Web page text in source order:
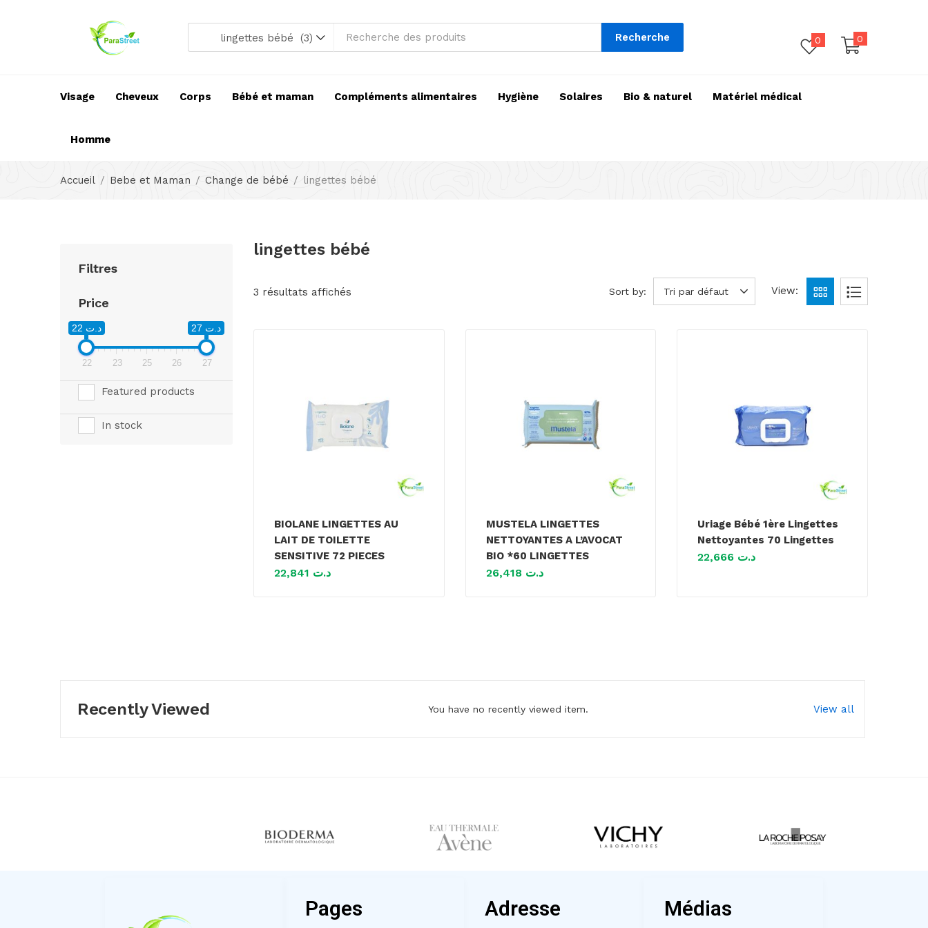
lingettes bébé (3) Recherche 0 0
Visage Cheveux Corps Bébé et maman Compléments alimentaires Hygiène Solaires Bio & naturel Matériel médical
Homme
Accueil Bebe et Maman Change de bébé lingettes bébé
Filtres
Price
د.ت 22 د.ت 27
22 23 25 26 27
Featured products
In stock
lingettes bébé
3 résultats affichés Sort by: Tri par défaut View:
BIOLANE LINGETTES AU
LAIT DE TOILETTE
SENSITIVE 72 PIECES
د.ت
MUSTELA LINGETTES
NETTOYANTES A L’AVOCAT
BIO *60 LINGETTES
د.ت 26,418
Uriage Bébé 1ère Lingettes
Nettoyantes 70 Lingettes
د.ت
Recently Viewed You have no recently viewed item. View all
Pages Adresse Médias